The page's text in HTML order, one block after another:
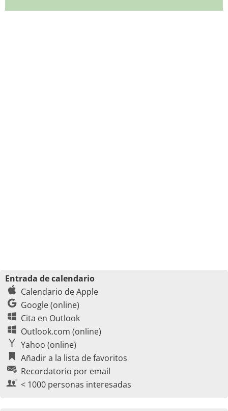
Entrada de calendario
Calendario de Apple
Google (online)
Cita en Outlook
Outlook.com (online)
Yahoo (online)
Añadir a la lista de favoritos
Recordatorio por email
< 1000 personas interesadas